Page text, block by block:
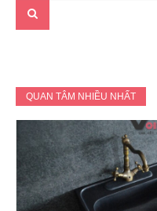
QUAN TÂM NHIỀU NHẤT